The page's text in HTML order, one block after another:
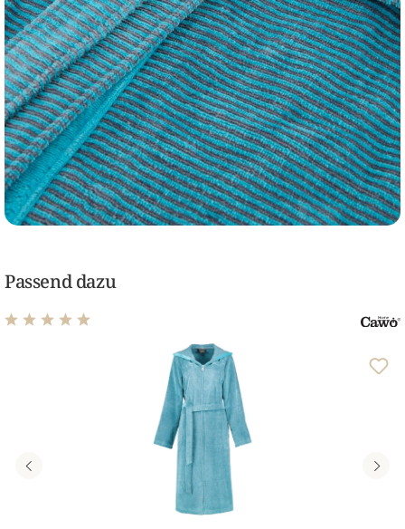
Passend dazu
Durchschnittliche Bewertung von 4.88 von 5 Sternen